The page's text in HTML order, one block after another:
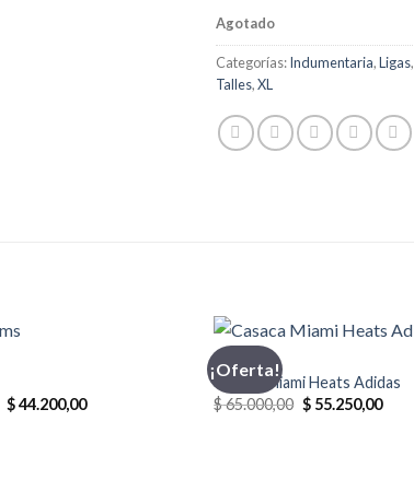
Agotado
Categorías:Indumentaria,Ligas,
Talles,XL
El
precio
$44.200,00El
¡Oferta!
ADIDAS
Casaca Miami Heats Adidas
$65.000,00 El
precio
$55.250,00El